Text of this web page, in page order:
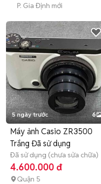
P. Gia Định mới
5 ngày trước 6
Máy ảnh Casio ZR3500
Trắng Đã sử dụng
Đã sử dụng (chưa sửa chữa)
4.600.000 đ
Quận 5